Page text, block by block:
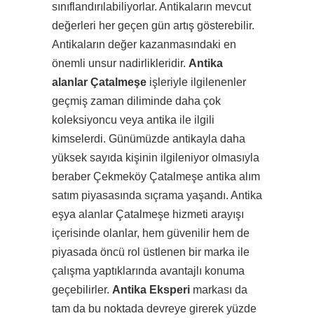
sınıflandırılabiliyorlar. Antikaların mevcut
değerleri her geçen gün artış gösterebilir.
Antikaların değer kazanmasındaki en
önemli unsur nadirlikleridir. Antika
alanlar Çatalmeşe işleriyle ilgilenenler
geçmiş zaman diliminde daha çok
koleksiyoncu veya antika ile ilgili
kimselerdi. Günümüzde antikayla daha
yüksek sayıda kişinin ilgileniyor olmasıyla
beraber Çekmeköy Çatalmeşe antika alım
satım piyasasında sıçrama yaşandı. Antika
eşya alanlar Çatalmeşe hizmeti arayışı
içerisinde olanlar, hem güvenilir hem de
piyasada öncü rol üstlenen bir marka ile
çalışma yaptıklarında avantajlı konuma
geçebilirler. Antika Eksperi markası da
tam da bu noktada devreye girerek yüzde